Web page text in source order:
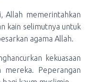
Allah memerintahkan
kain selimutnya untuk
agama Allah.
kekuasaan
mereka. Peperangan